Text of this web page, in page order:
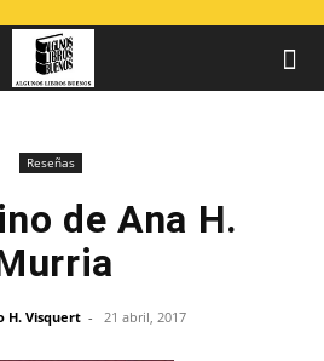
Reseñas
de Ana H.
H. Visquert - 21 abril, 2017